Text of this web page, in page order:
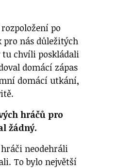
po
pro nás důležitých
tu chvíli poskládali
domácí zápas
domácí utkání,
hráčů pro
žádný.
neodehráli
To bylo největší